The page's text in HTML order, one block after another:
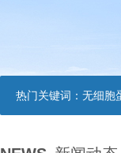
热门关键词： 无细胞